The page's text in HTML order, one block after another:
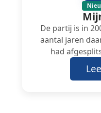
De partij is in
aantal jaren
had